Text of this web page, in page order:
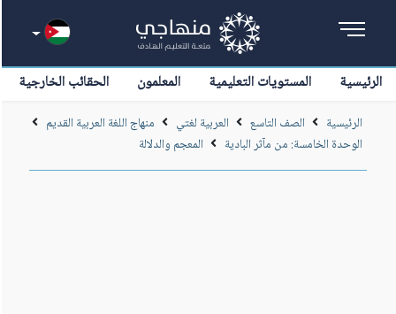
الرئيسية المستويات التعليمية المعلمون الحقائب الخارجية
الرئيسية الصف التاسع العربية لغتي
منهاج اللغة العربية القديم
الوحدة الخامسة: من مآثر البادية
المعجم والدلالة